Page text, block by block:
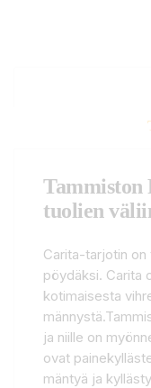
tuolien
Carita-tarjotin on
pöydäksi. Carita
kotimaisesta
ja niille on
ovat
mäntyä ja